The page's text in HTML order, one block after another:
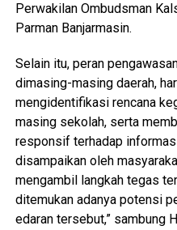
Perwakilan Ombudsman
Parman Banjarmasin.
Selain itu, peran
dimasing-masing daerah,
mengidentifikasi rencana
masing sekolah, serta
responsif terhadap
disampaikan oleh
mengambil langkah tegas
ditemukan adanya potensi
edaran tersebut,” sambung